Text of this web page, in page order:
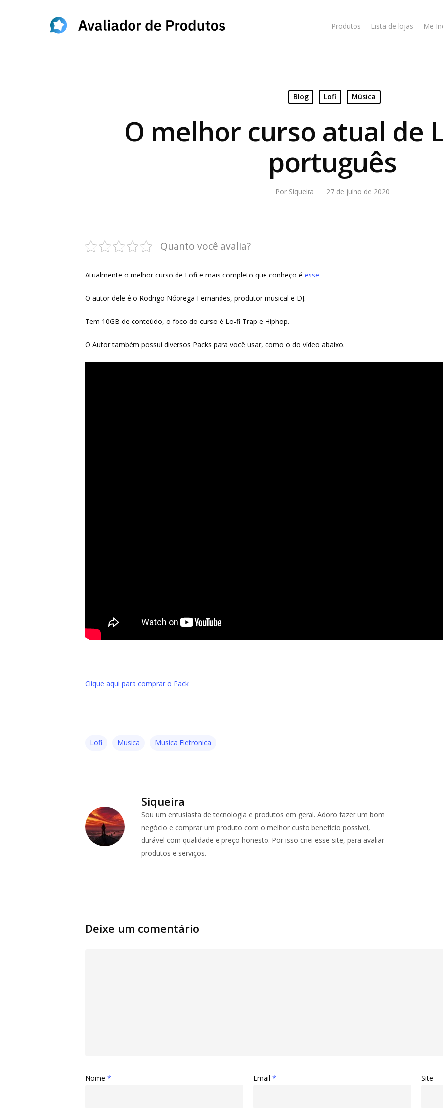
Aperte ENTER para buscar ou ESC para fechar
Produtos Lista de lojas Me
Blog Lofi Música
O melhor curso atual de
português
Por Siqueira 27 de julho de 2020
Quanto você avalia?
Atualmente o melhor curso de Lofi e mais completo que conheço é esse.
O autor dele é o Rodrigo Nóbrega Fernandes, produtor musical e DJ.
Tem 10GB de conteúdo, o foco do curso é Lo-fi Trap e Hiphop.
O Autor também possui diversos Packs para você usar, como o do vídeo abaixo.
Clique aqui para comprar o Pack
Lofi Musica Musica Eletronica
Siqueira
Sou um entusiasta de tecnologia e produtos em geral. Adoro fazer um bom
negócio e comprar um produto com o melhor custo benefício possível,
durável com qualidade e preço honesto. Por isso criei esse site, para avaliar
produtos e serviços.
Deixe um comentário
Nome * Email * Site